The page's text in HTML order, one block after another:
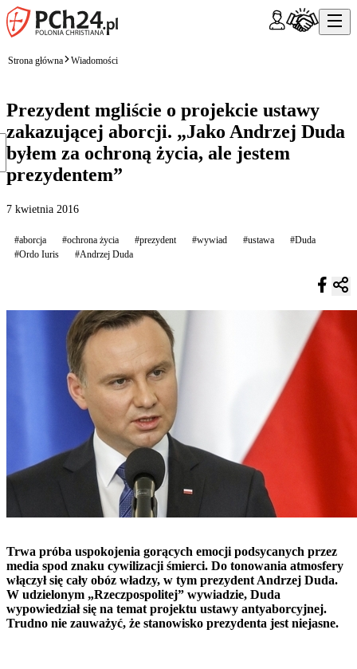
Strona główna Wiadomości
Prezydent mgliście o projekcie ustawy
zakazującej aborcji. „Jako Andrzej Duda
byłem za ochroną życia, ale jestem
prezydentem”
7 kwietnia 2016
#aborcja #ochrona życia #prezydent #wywiad #ustawa
#Duda
#Ordo Iuris
#Andrzej Duda
Trwa próba uspokojenia gorących emocji podsycanych przez
media spod znaku cywilizacji śmierci. Do tonowania atmosfery
włączył się cały obóz władzy, w tym prezydent Andrzej Duda.
W udzielonym „Rzeczpospolitej” wywiadzie, Duda
wypowiedział się na temat projektu ustawy antyaborcyjnej.
Trudno nie zauważyć, że stanowisko prezydenta jest niejasne.